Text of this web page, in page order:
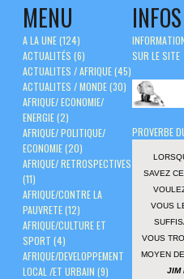
MENU
A LA UNE(124)
ACTUALITÉS (6)
ACTUALITES / AFRIQUE(45)
ACTUALITES / MONDE(30)
AFRIQUE/ ECONOMIE/
ENERGIE(2)
AFRIQUE/ POLITIQUE/
ECONOMIE(20)
AFRIQUE/ RETROSPECTIVES
(11)
AFRIQUE/CONTRE LA
PAUVRETE(12)
AFRIQUE/CULTURE ET
SPORT (4)
AFRIQUE/DEVELOPPEMENT
LOCAL /ET URBAIN (9)
INFOS
SUR LE SITE
PROVERBE
SAVEZ
VOUS
VOUS
MOYEN
JIM